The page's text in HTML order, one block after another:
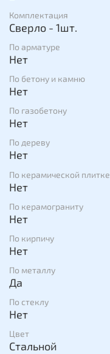
Комплектация
Сверло - 1шт.
По арматуре
Нет
По бетону и камню
Нет
По газобетону
Нет
По дереву
Нет
По керамической плитке
Нет
По керамограниту
Нет
По кирпичу
Нет
По металлу
Да
По стеклу
Нет
Цвет
Стальной